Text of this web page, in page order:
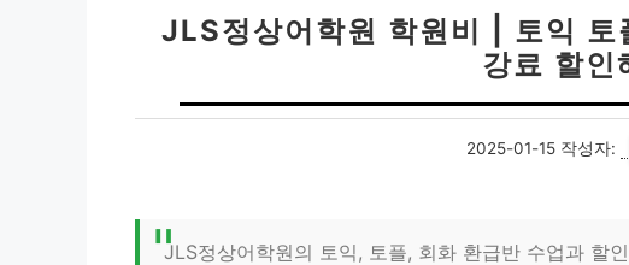
JLS정상어학원 학원비 | 토익 토
강료 할인
2025-01-15 작성자:
JLS정상어학원의 토익, 토플, 회화 환급반 수업과 할